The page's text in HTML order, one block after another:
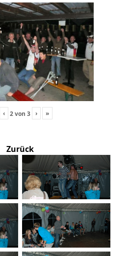
‹ 2von 3 › »
Zurück